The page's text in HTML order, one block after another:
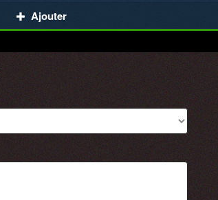
Ajouter